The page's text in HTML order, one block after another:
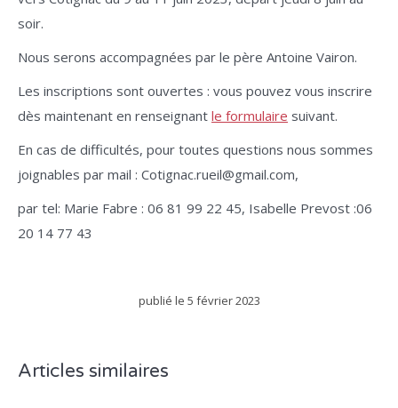
soir.
Nous serons accompagnées par le père Antoine Vairon.
Les inscriptions sont ouvertes : vous pouvez vous inscrire
dès maintenant en renseignant le formulaire suivant.
En cas de difficultés, pour toutes questions nous sommes
joignables par mail : Cotignac.rueil@gmail.com,
par tel: Marie Fabre : 06 81 99 22 45, Isabelle Prevost :06
20 14 77 43
publié le 5 février 2023
Articles similaires